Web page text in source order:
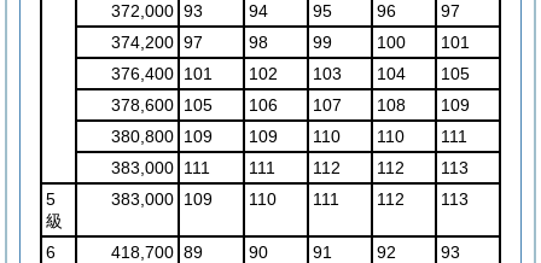
372,000 93 94 95 96
97
374,200 97 98 99 100
101
376,400 101 102 103 104
105
378,600 105 106 107 108
109
380,800 109 109 110 110
111
383,000 111 111 112 112
113
5
級
383,000 109 110 111 112 113
6
418,700 89 90 91 92 93